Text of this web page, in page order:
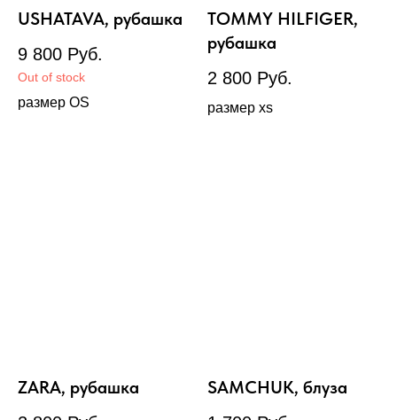
USHATAVA, рубашка
9 800 Руб.
Out of stock
размер OS
TOMMY HILFIGER,
рубашка
2 800 Руб.
размер xs
ZARA, рубашка SAMCHUK, блуза